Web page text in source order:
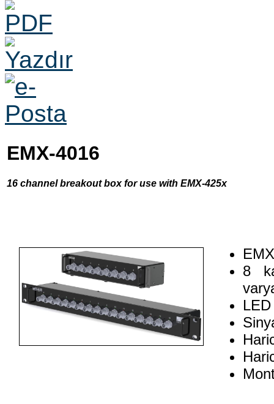
EMX-4016
16 channel breakout box for use with EMX-425x
8